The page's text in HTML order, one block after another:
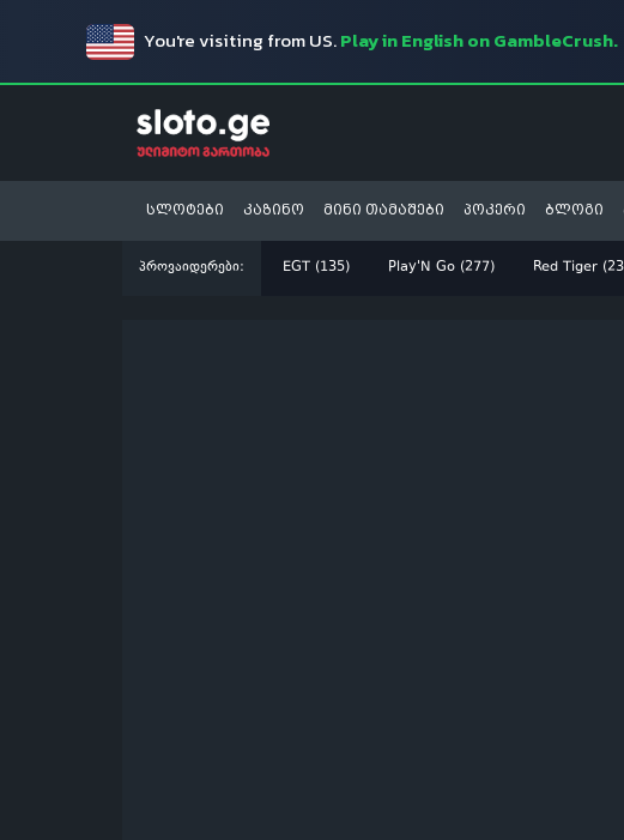
You're visiting from US.Play in English on GambleCrush.
სლოტები კაზინო მინი თამაშები პოკერი ბლოგი
პროვაიდერები: EGT (135) Play'N Go (277) Red Tiger